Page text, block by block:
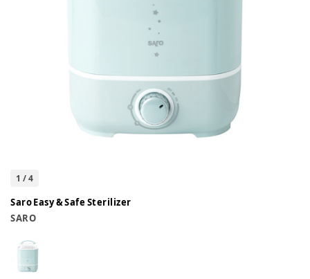
1 /4
Saro Easy & Safe Sterilizer
SARO